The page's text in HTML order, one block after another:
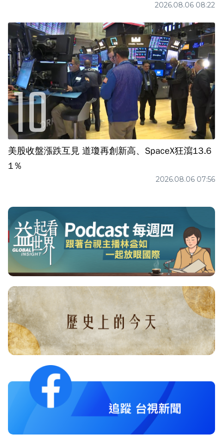
2026.08.06 08:22
美股收盤漲跌互見 道瓊再創新高、SpaceX狂瀉13.6
1％
2026.08.06 07:56